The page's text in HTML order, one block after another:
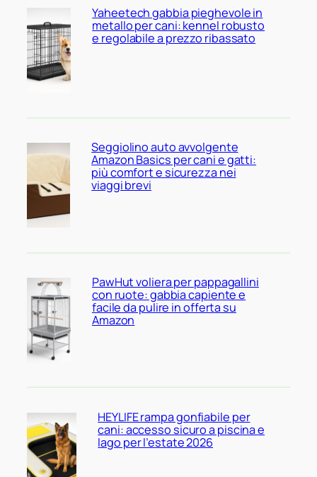
Yaheetech gabbia pieghevole in
metallo per cani: kennel robusto
e regolabile a prezzo ribassato
Seggiolino auto avvolgente
Amazon Basics per cani e gatti:
più comfort e sicurezza nei
viaggi brevi
PawHut voliera per pappagallini
con ruote: gabbia capiente e
facile da pulire in offerta su
Amazon
HEYLIFE rampa gonfiabile per
cani: accesso sicuro a piscina e
lago per l’estate 2026